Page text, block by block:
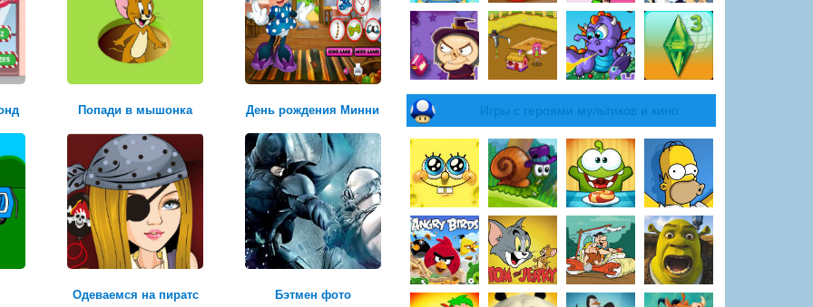
Честь и долг
Попади в мышонка День рождения Минни
Одеваемся на пиратс Бэтмен фото
Игры с героями мультиков и кино